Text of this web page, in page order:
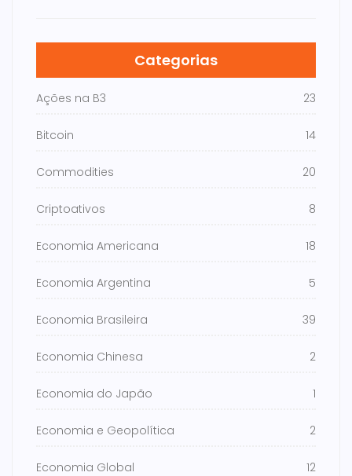
Categorias
Ações na B3 23
Bitcoin 14
Commodities 20
Criptoativos 8
Economia Americana 18
Economia Argentina 5
Economia Brasileira 39
Economia Chinesa 2
Economia do Japão 1
Economia e Geopolítica 2
Economia Global 12